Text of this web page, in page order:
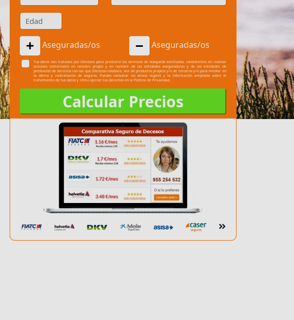
Aseguradas/os Aseguradas/os
Tus datos son tratados por iDecesos para prestarte los servicios de búsqueda solicitados, consistentes en realizar
acciones comerciales en nombre propio y en nombre de las entidades aseguradoras y de las entidades de
prestación de servicios con las que iDecesos colabora, sea de productos propios y/o de terceros y/o para mediar en
la oferta y contratación de seguros. Puedes consultar los avisos legalesy la información ampliada sobre el
tratamiento de tus datos y cómo ejercer tus derechos en la Política de Privacidad.
Calcular Precios